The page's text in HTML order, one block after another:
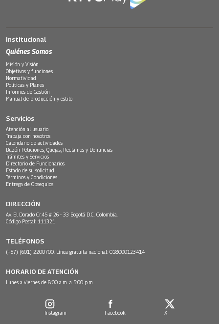
Institucional
Quiénes Somos
Misión y Visión
Objetivos y funciones
Normatividad
Políticas y Planes
Informes de Gestión
Manual de producción y estilo
Servicios
Atención al usuario
Trabaja con nosotros
Calendario de actividades
Buzón Peticiones, Quejas, Reclamos y Denuncias
Trámites y Servicios
Directorio de Funcionarios
Estado de su solicitud
Términos y Condiciones
Entrega de Obsequios
DIRECCIÓN
Av. El Dorado Cr.45 # 26 - 33 Bogotá D.C. Colombia.
Código Postal: 111321
TELÉFONOS
(+57) (601) 2200700. Línea gratuita nacional: 018000123414
HORARIO DE ATENCIÓN
Lunes a viernes de 8:00 a.m. a 5:00 p.m.
Instagram Facebook X